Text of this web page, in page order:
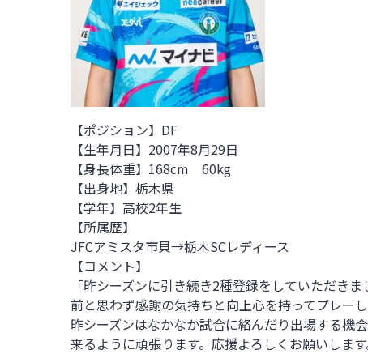
【ポジション】DF
【生年月日】2007年8月29日
【身長体重】168cm 60kg
【出身地】栃木県
【学年】高校2年生
【所属歴】
JFCアミスタ市貝→栃木SCレディース
【コメント】
「昨シーズンに引き続き2種登録をしていただき
前と思わず感謝の気持ちと向上心を持ってプレーし
昨シーズンはなかなか試合に絡んだり出場する機
来るように頑張ります。応援よろしくお願いします